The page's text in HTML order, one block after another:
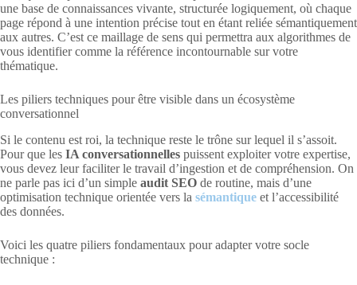
une base de connaissances vivante, structurée logiquement, où chaque
page répond à une intention précise tout en étant reliée sémantiquement
aux autres. C’est ce maillage de sens qui permettra aux algorithmes de
vous identifier comme la référence incontournable sur votre
thématique.
Les piliers techniques pour être visible dans un écosystème
conversationnel
Si le contenu est roi, la technique reste le trône sur lequel il s’assoit.
Pour que les IA conversationnelles puissent exploiter votre expertise,
vous devez leur faciliter le travail d’ingestion et de compréhension. On
ne parle pas ici d’un simple audit SEO de routine, mais d’une
optimisation technique orientée vers la sémantique et l’accessibilité
des données.
Voici les quatre piliers fondamentaux pour adapter votre socle
technique :